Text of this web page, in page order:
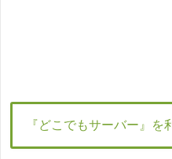
『どこでもサーバー』を